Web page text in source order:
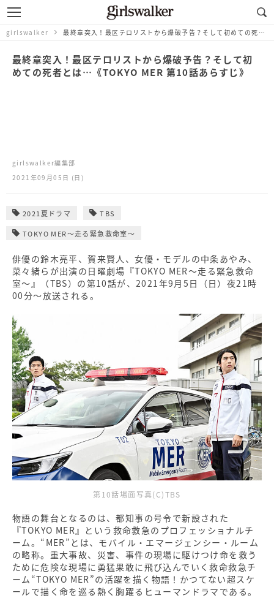
girlswalker 最終章突入！最区テロリストから爆破予告？そして初めての死者とは…《TOKYO MER 第10話あらすじ》
最終章突入！最区テロリストから爆破予告？そして初
めての死者とは…《TOKYO MER 第10話あらすじ》
girlswalker編集部
2021年09月05日 (日)
2021夏ドラマ TBS
TOKYO MER～走る緊急救命室～
俳優の鈴木亮平、賀来賢人、女優・モデルの中条あやみ、
菜々緒らが出演の日曜劇場『TOKYO MER～走る緊急救命
室～』（TBS）の第10話が、2021年9月5日（日）夜21時
00分～放送される。
第10話場面写真(C)TBS
物語の舞台となるのは、都知事の号令で新設された
『TOKYO MER』という救命救急のプロフェッショナルチ
ーム。“MER”とは、モバイル・エマージェンシー・ルーム
の略称。重大事故、災害、事件の現場に駆けつけ命を救う
ために危険な現場に勇猛果敢に飛び込んでいく救命救急チ
ーム“TOKYO MER”の活躍を描く物語！かつてない超スケ
ールで描く命を巡る熱く胸躍るヒューマンドラマである。